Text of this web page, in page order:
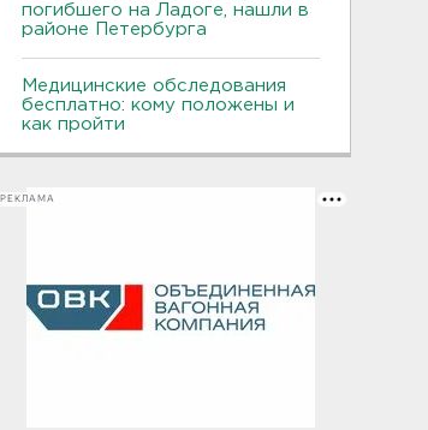
погибшего на Ладоге, нашли в
районе Петербурга
Медицинские обследования
бесплатно: кому положены и
как пройти
РЕКЛАМА